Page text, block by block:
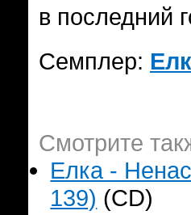
в последний
Семплер:
Смотрите
Елка -
139) (CD)